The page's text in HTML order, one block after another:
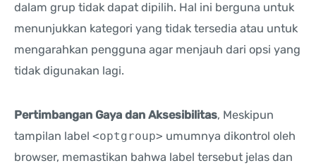
dalam grup tidak dapat dipilih. Hal ini berguna untuk
menunjukkan kategori yang tidak tersedia atau untuk
mengarahkan pengguna agar menjauh dari opsi yang
tidak digunakan lagi.
Pertimbangan Gaya dan Aksesibilitas, Meskipun
tampilan label <optgroup> umumnya dikontrol oleh
browser, memastikan bahwa label tersebut jelas dan